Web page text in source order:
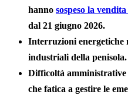
hanno sospeso la
dal 21 giugno 2026.
Interruzioni energetiche
industriali della penisola.
Difficoltà amministrative
che fatica a gestire le